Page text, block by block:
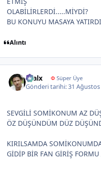
OLABİLİRLERDİ.....MİYDİ?
BU KONUYU MASAYA
Alıntı
kralx ΦSüper Üye
Gönderi tarihi:31
SEVGİLİ SOMİKONUM AZ
ÖZ DÜŞÜNDÜM DÜZ
KIRILSAMDA
GİDİP BİR FAN GİRİŞ FORMU